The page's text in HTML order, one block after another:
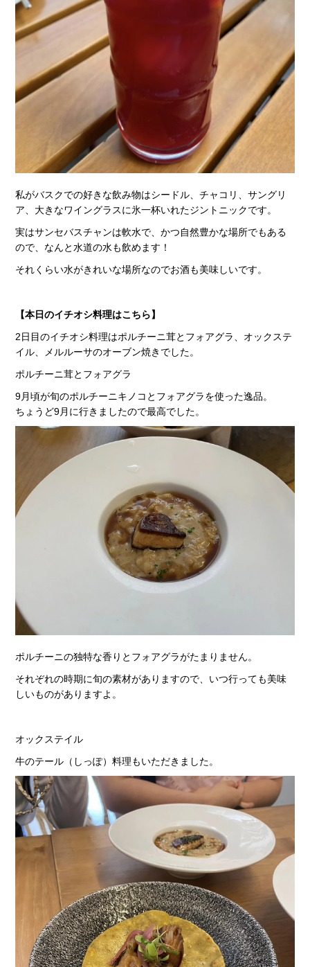
私がバスクでの好きな飲み物はシードル、チャコリ、サングリ
ア、大きなワイングラスに氷一杯いれたジントニックです。
実はサンセバスチャンは軟水で、かつ自然豊かな場所でもある
ので、なんと水道の水も飲めます！
それくらい水がきれいな場所なのでお酒も美味しいです。
【本日のイチオシ料理はこちら】
2日目のイチオシ料理はポルチーニ茸とフォアグラ、オックステ
イル、メルルーサのオーブン焼きでした。
ポルチーニ茸とフォアグラ
9月頃が旬のポルチーニキノコとフォアグラを使った逸品。
ちょうど9月に行きましたので最高でした。
ポルチーニの独特な香りとフォアグラがたまりません。
それぞれの時期に旬の素材がありますので、いつ行っても美味
しいものがありますよ。
オックステイル
牛のテール（しっぽ）料理もいただきました。